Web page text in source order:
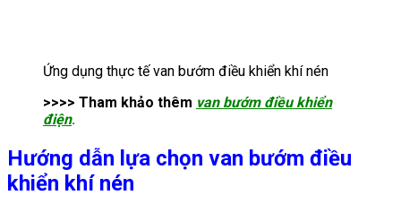
Ứng dụng thực tế van bướm điều khiển khí nén
>>>> Tham khảo thêm van bướm điều khiển
điện.
Hướng dẫn lựa chọn van bướm điều
khiển khí nén